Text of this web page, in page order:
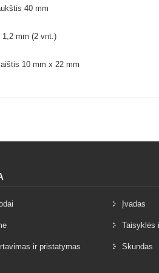
40 mm
1,2 mm (2 vnt.)
10 mm x 22 mm
Įvadas
Taisyklės
ir pristatymas Skundas